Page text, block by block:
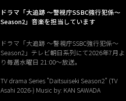
ドラマ「大追跡 ～警視庁SSBC強行犯係～
Season2」音楽を担当しています
ドラマ「大追跡 ～警視庁SSBC強行犯係～
Season2」テレビ朝日系列にて2026年7月よ
り毎週水曜日 21:00〜放送。
TV drama Series "Daitsuiseki Season2" (TV
Asahi 2026-) Music by: KAN SAWADA